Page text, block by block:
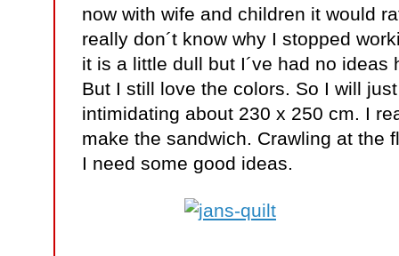
now with wife and children it would
really don´t know why I stopped
it is a little dull but I´ve had no ideas
But I still love the colors. So I will
intimidating about 230 x 250 cm. I
make the sandwich. Crawling at the
I need some good ideas.